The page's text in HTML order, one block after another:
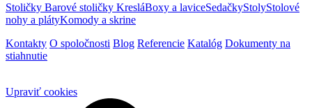
Stoličky Barové stoličky KresláBoxy a laviceSedačkyStolyStolové
nohy a plátyKomody a skrine
Kontakty O spoločnosti Blog Referencie Katalóg Dokumenty na
stiahnutie
Upraviť cookies